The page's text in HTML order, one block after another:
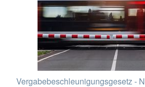
Vergabebeschleunigungsgesetz -